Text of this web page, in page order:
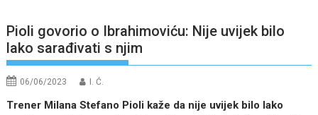
Pioli govorio o Ibrahimoviću: Nije uvijek bilo
lako sarađivati s njim
06/06/2023 I. Ć.
Trener Milana Stefano Pioli kaže da nije uvijek bilo lako